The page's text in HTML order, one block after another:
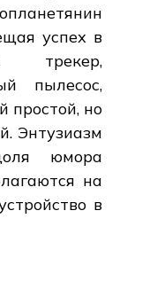
успех в
трекер,
пылесос,
простой, но
Энтузиазм
юмора
на
в